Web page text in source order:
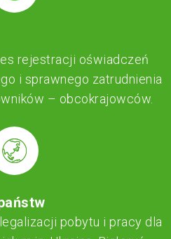
rejestracji oświadczeń
i sprawnego zatrudnienia
– obcokrajowców.
pobytu i pracy dla